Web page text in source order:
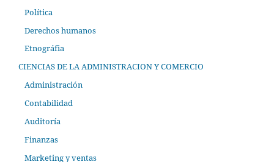
Política
Derechos humanos
Etnográfia
CIENCIAS DE LA ADMINISTRACION Y COMERCIO
Administración
Contabilidad
Auditoría
Finanzas
Marketing y ventas